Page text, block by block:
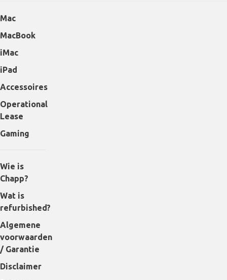
Mac
MacBook
iMac
iPad
Accessoires
Operational
Lease
Gaming
Wie is
Chapp?
Wat is
refurbished?
Algemene
voorwaarden
/ Garantie
Disclaimer